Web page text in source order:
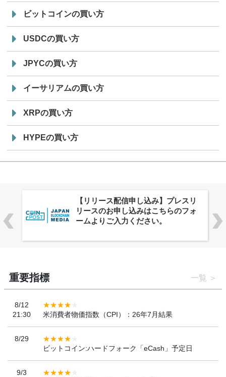
ビットコインの買い方
USDCの買い方
JPYCの買い方
イーサリアムの買い方
XRPの買い方
HYPEの買い方
株式会社PlnX、アジア最大級のグロ
ーバルWeb3カンファレンス
「WebX2026」とのコラボレーショ
重要指標 一覧
8/12
21:30
米消費者物価指数（CPI）：26年7月結果
8/29
ビットコイン:ハードフォーク「eCash」予定日
9/3